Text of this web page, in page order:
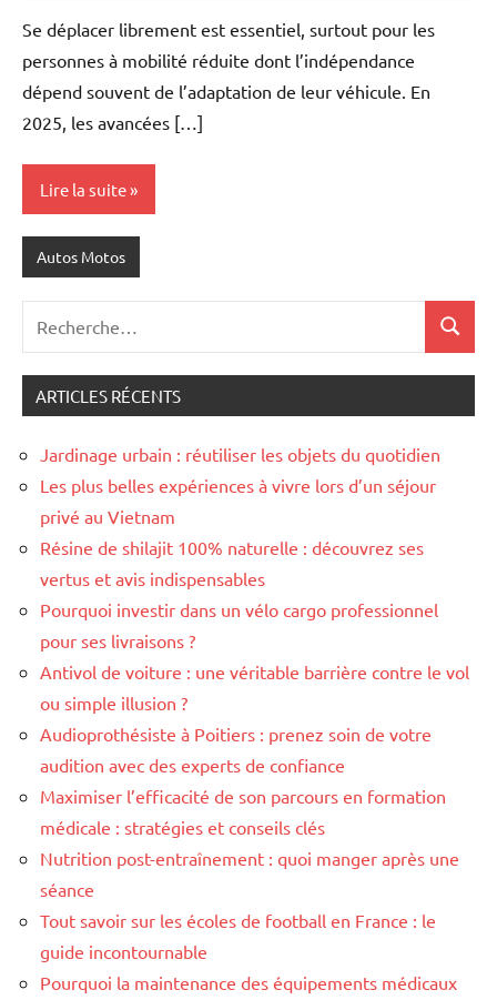
Se déplacer librement est essentiel, surtout pour les
personnes à mobilité réduite dont l’indépendance
dépend souvent de l’adaptation de leur véhicule. En
2025, les avancées […]
Lire la suite
Autos Motos
:
ARTICLES RÉCENTS
Jardinage urbain : réutiliser les objets du quotidien
Les plus belles expériences à vivre lors d’un séjour
privé au Vietnam
Résine de shilajit 100% naturelle : découvrez ses
vertus et avis indispensables
Pourquoi investir dans un vélo cargo professionnel
pour ses livraisons ?
Antivol de voiture : une véritable barrière contre le vol
ou simple illusion ?
Audioprothésiste à Poitiers : prenez soin de votre
audition avec des experts de confiance
Maximiser l’efficacité de son parcours en formation
médicale : stratégies et conseils clés
Nutrition post-entraînement : quoi manger après une
séance
Tout savoir sur les écoles de football en France : le
guide incontournable
Pourquoi la maintenance des équipements médicaux